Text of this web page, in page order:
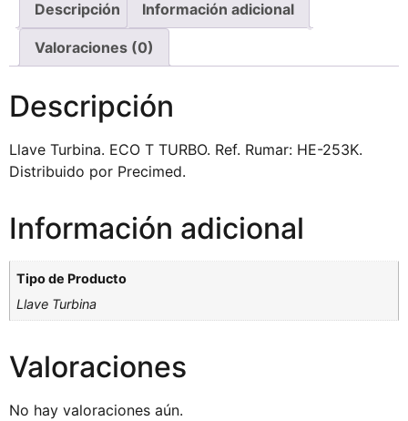
Descripción Información adicional
Valoraciones (0)
Descripción
Llave Turbina. ECO T TURBO. Ref. Rumar: HE-253K.
Distribuido por Precimed.
Información adicional
Tipo de Producto
Llave Turbina
Valoraciones
No hay valoraciones aún.